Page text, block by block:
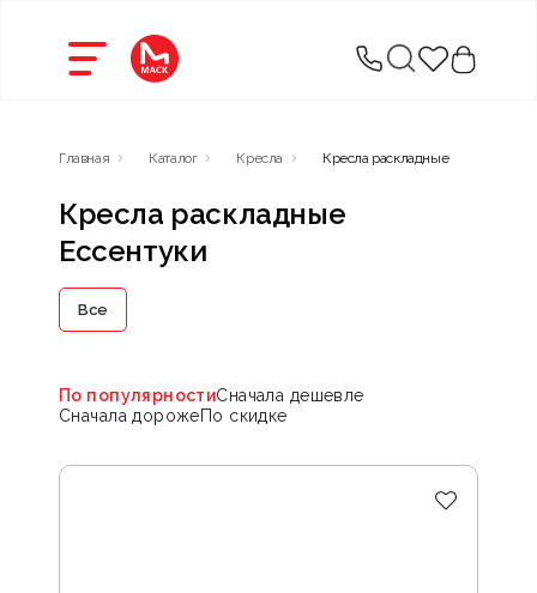
Главная Каталог Кресла Кресла раскладные
Кресла раскладные
Ессентуки
Все
По популярностиСначала дешевле
Сначала дорожеПо скидке